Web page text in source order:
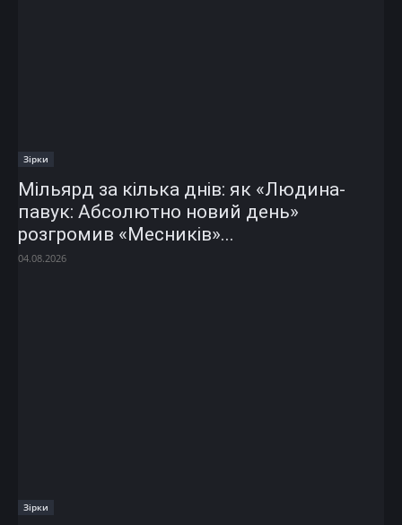
Зірки
Мільярд за кілька днів: як «Людина-
павук: Абсолютно новий день»
розгромив «Месників»...
04.08.2026
Зірки